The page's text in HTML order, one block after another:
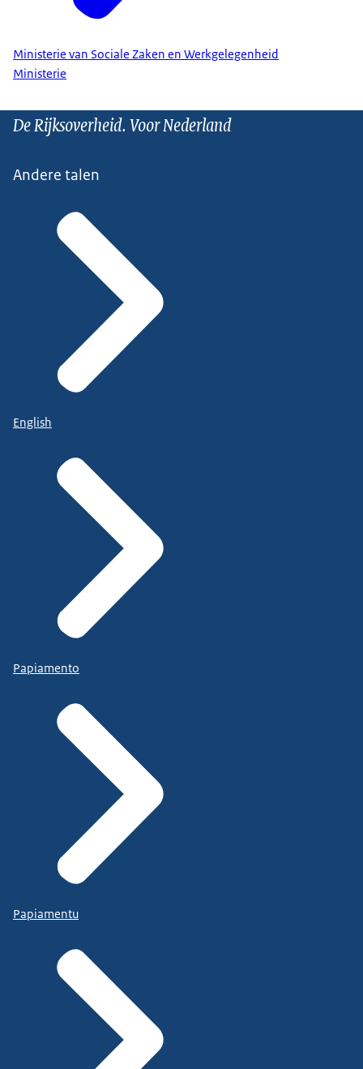
Ministerie van Sociale Zaken en Werkgelegenheid
Ministerie
De Rijksoverheid. Voor Nederland
Andere talen
English
Papiamento
Papiamentu